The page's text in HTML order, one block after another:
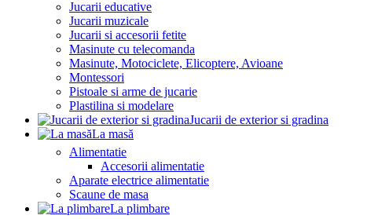
Jucarii educative
Jucarii muzicale
Jucarii si accesorii fetite
Masinute cu telecomanda
Masinute, Motociclete, Elicoptere, Avioane
Montessori
Pistoale si arme de jucarie
Plastilina si modelare
Jucarii de exterior si gradina
La masă
Alimentatie
Accesorii alimentatie
Aparate electrice alimentatie
Scaune de masa
La plimbare